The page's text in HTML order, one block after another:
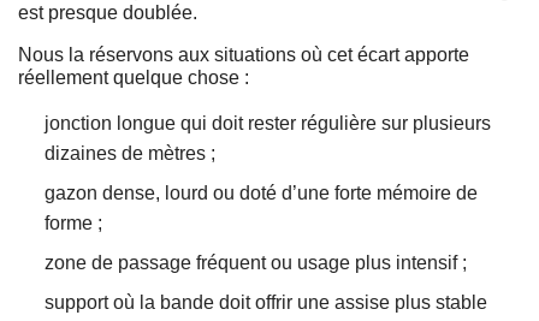
est presque doublée.
Nous la réservons aux situations où cet écart apporte
réellement quelque chose :
jonction longue qui doit rester régulière sur plusieurs
dizaines de mètres ;
gazon dense, lourd ou doté d’une forte mémoire de
forme ;
zone de passage fréquent ou usage plus intensif ;
support où la bande doit offrir une assise plus stable